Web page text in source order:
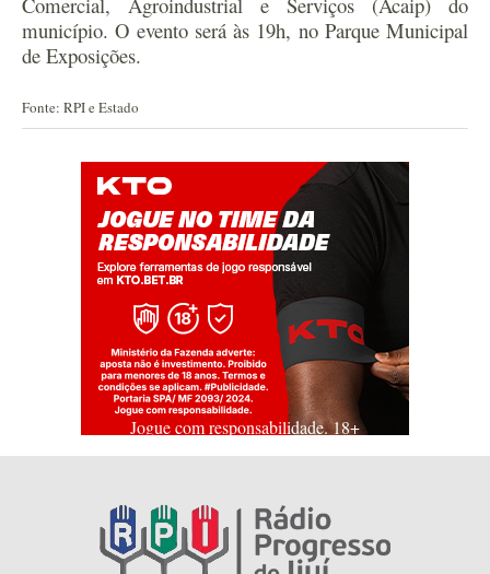
município. O evento será às 19h, no Parque Municipal
de Exposições.
Fonte: RPI e Estado
Jogue com responsabilidade. 18+